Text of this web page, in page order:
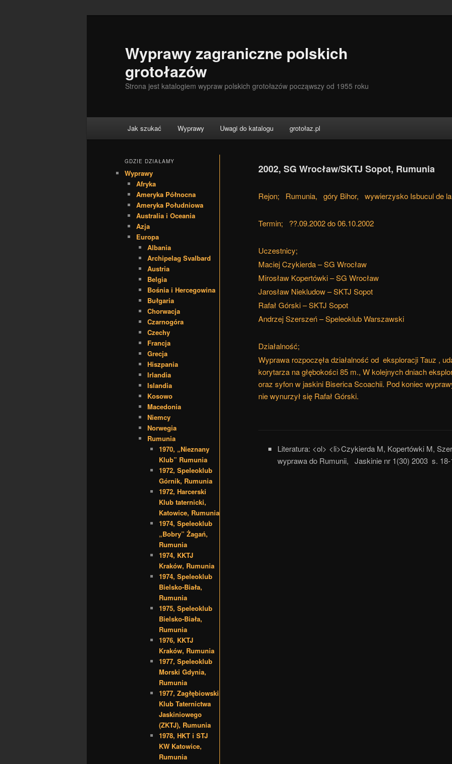
Wyprawy zagraniczne polskich
grotołazów
Strona jest katalogiem wypraw polskich grotołazów począwszy od 1955 roku
Przeskocz do tekstu
Przeskocz do widgetów
Jak szukać Wyprawy Uwagi do katalogu grotołaz.pl
2002, SG Wrocław/SKTJ Sopot, Rumunia
Rejon; Rumunia, góry Bihor, wywierzysko Isbucul de la
Termin; ??.09.2002 do 06.10.2002
Uczestnicy;
Maciej Czykierda – SG Wrocław
Mirosław Kopertówki – SG Wrocław
Jarosław Niekludow – SKTJ Sopot
Rafał Górski – SKTJ Sopot
Andrzej Szerszeń – Speleoklub Warszawski
Działalność;
Wyprawa rozpoczęła działalność od eksploracji Tauz ,
korytarza na głębokości 85 m., W kolejnych dniach
oraz syfon w jaskini Biserica Scoachii. Pod koniec
nie wynurzył się Rafał Górski.
Literatura: <ol> <li>Czykierda M, Kopertówki M,
wyprawa do Rumunii, Jaskinie nr 1(30) 2003 s. 18-
GDZIE DZIAŁAMY
Wyprawy
Afryka
Ameryka Północna
Ameryka Południowa
Australia i Oceania
Azja
Europa
Albania
Archipelag Svalbard
Austria
Belgia
Bośnia i Hercegowina
Bułgaria
Chorwacja
Czarnogóra
Czechy
Francja
Grecja
Hiszpania
Irlandia
Islandia
Kosowo
Macedonia
Niemcy
Norwegia
Rumunia
1970, „Nieznany
Klub” Rumunia
1972, Speleoklub
Górnik, Rumunia
1972, Harcerski
Klub taternicki,
Katowice, Rumunia
1974, Speleoklub
„Bobry” Żagań,
Rumunia
1974, KKTJ
Kraków, Rumunia
1974, Speleoklub
Bielsko-Biała,
Rumunia
1975, Speleoklub
Bielsko-Biała,
Rumunia
1976, KKTJ
Kraków, Rumunia
1977, Speleoklub
Morski Gdynia,
Rumunia
1977, Zagłębiowski
Klub Taternictwa
Jaskiniowego
(ZKTJ), Rumunia
1978, HKT i STJ
KW Katowice,
Rumunia